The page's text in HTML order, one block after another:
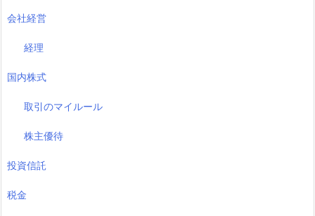
会社経営
経理
国内株式
取引のマイルール
株主優待
投資信託
税金